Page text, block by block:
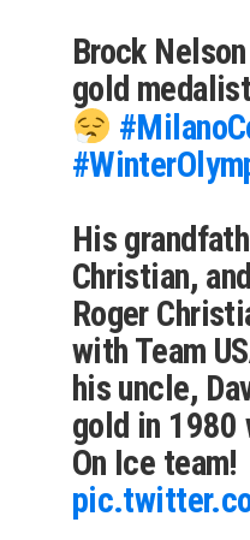
Brock
gold
His
Christian,
Roger
with Team
his uncle,
gold in
On Ice team!